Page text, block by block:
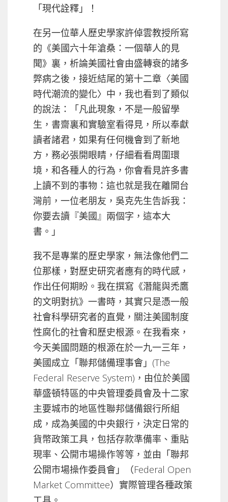
「現代詮釋」！
在另一位華人歷史學家許倬雲教授所寫
的《美國六十年滄桑：一個華人的見
聞》裏，析論美國社會由盛轉衰的諸多
弊病之後，接近結尾的第十二章〈美國
時代潮流的變化〉中，我也看到了類似
的說法：「凡此現象，不是一般留學
生，書齋裏和實驗室看得見，所以奉獻
讀者諸君，如果有任何機會到了新地
方，務必張開眼睛，仔細看看周圍環
境，和各種人的行為，你會看見許多書
上讀不到的事物：這也就是我在離開台
灣前，一位老朋友，吳克先生告訴我：
你要去讀『美國』兩個字，這本大
書。」
我不是專業的歷史學家，無法像他們二
位那樣，對歷史研究者應有的時代感，
作出任何期盼。我在撰寫《潛龍與禿鷹
的文明對抗》一書時，其實只是憑一般
社會科學研究者的直覺，關注美國制度
性腐化的社會和歷史根源。在我看來，
今天美國問題的根源在於一九一三年，
美國成立「聯邦儲備理事會」(The
Federal Reserve System)，由位於美國
華盛頓特區的中央管理委員會及十二家
主要城市的地區性聯邦儲備銀行所組
成，成為美國的中央銀行，決定日常的
貨幣政策工具，包括存款準備率、重貼
現率、公開市場操作等等，並由「聯邦
公開市場操作委員會」（Federal Open
Market Committee）實際管理各種政策